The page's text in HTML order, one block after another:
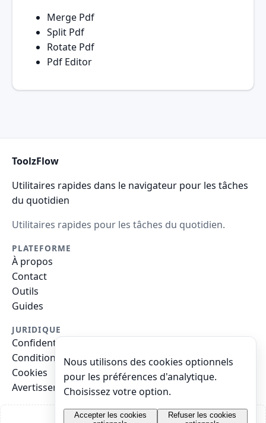
Merge Pdf
Split Pdf
Rotate Pdf
Pdf Editor
ToolzFlow
Utilitaires rapides dans le navigateur pour les tâches
du quotidien
Utilitaires rapides pour les tâches du quotidien.
PLATEFORME
À propos
Contact
Outils
Guides
JURIDIQUE
Confidentialité
Conditions
Cookies
Avertissement
Nous utilisons des cookies optionnels
pour les préférences d'analytique.
Choisissez votre option.
Accepter les cookies
Refuser les cookies